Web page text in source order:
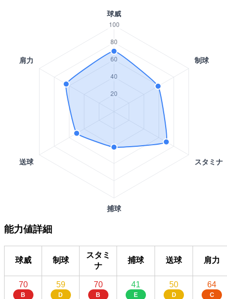
能力値詳細
球威 制球
スタミ
ナ
捕球 送球 肩力
70
B
59
D
70
B
41
E
50
D
64
C